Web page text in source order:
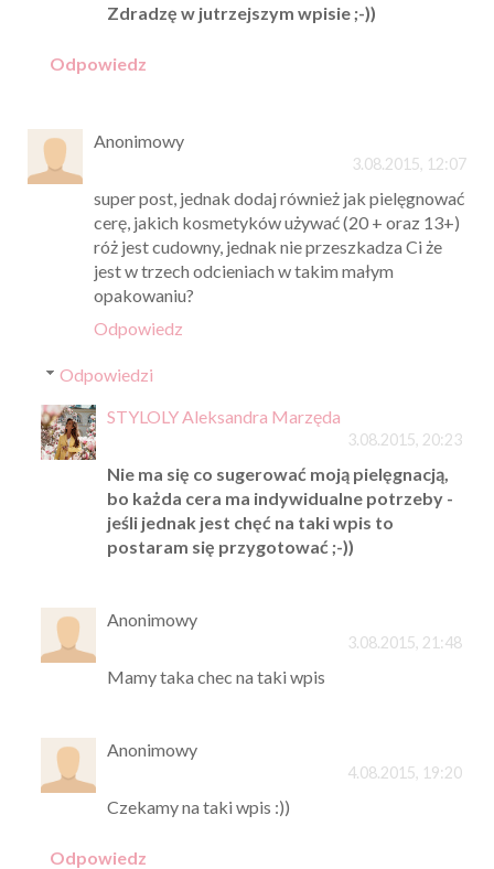
Zdradzę w jutrzejszym wpisie ;-))
Odpowiedz
Anonimowy
3.08.2015, 12:07
super post, jednak dodaj również jak pielęgnować
cerę, jakich kosmetyków używać (20 + oraz 13+)
róż jest cudowny, jednak nie przeszkadza Ci że
jest w trzech odcieniach w takim małym
opakowaniu?
Odpowiedz
Odpowiedzi
STYLOLY Aleksandra Marzęda
3.08.2015, 20:23
Nie ma się co sugerować moją pielęgnacją,
bo każda cera ma indywidualne potrzeby -
jeśli jednak jest chęć na taki wpis to
postaram się przygotować ;-))
Anonimowy
3.08.2015, 21:48
Mamy taka chec na taki wpis
Anonimowy
4.08.2015, 19:20
Czekamy na taki wpis :))
Odpowiedz